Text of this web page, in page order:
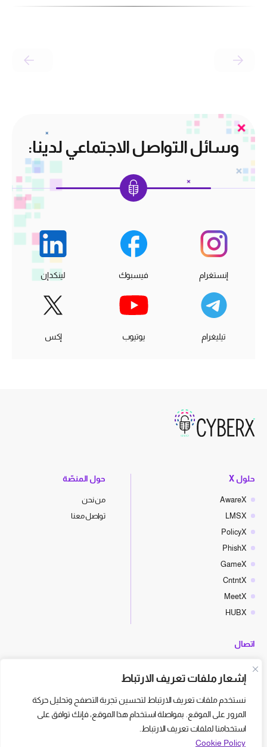
إشعار ملفات تعريف الارتباط
نستخدم ملفات تعريف الارتباط لتحسين تجربة التصفح وتحليل حركة
المرور على الموقع. بمواصلة استخدام هذا الموقع، فإنك توافق على
استخدامنا لملفات تعريف الارتباط.
Cookie Policy
وسائل التواصل الاجتماعي لدينا:
إنستغرام فيسبوك لينكدإن
تيليغرام يوتيوب إكس
حلول X
AwareX
LMSX
PolicyX
PhishX
GameX
CntntX
MeetX
HUBX
حول المنصّة
من نحن
تواصل معنا
اتصال
hello@cyberx.world